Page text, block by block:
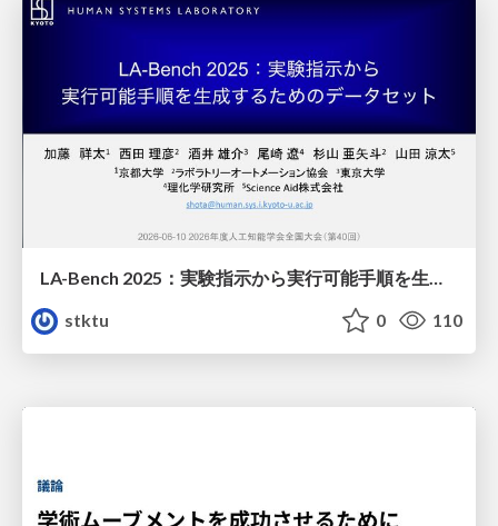
LA-Bench 2025：実験指示から 実行可能手順を生成するためのデータセット/LA-Bench 2025: A Dataset for Generating Executable Experimental Procedures from Experimental Instructions
stktu
0 110